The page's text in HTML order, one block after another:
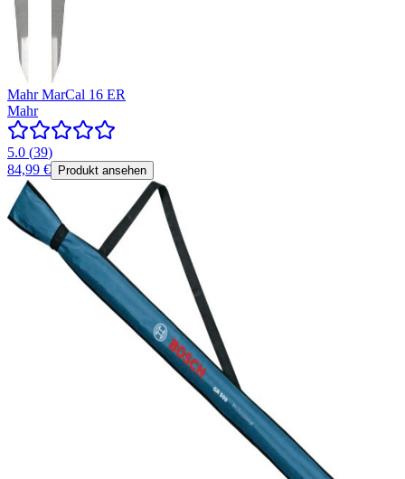
Mahr MarCal 16 ER
Mahr
5.0 (39)
84,99 €
Produkt ansehen